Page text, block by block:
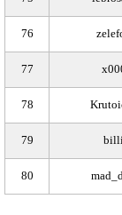
76
77
78
79
80